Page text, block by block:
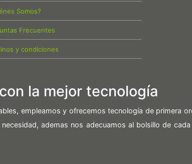
Somos?
Frecuentes
y condiciones
la mejor tecnología
empleamos y ofrecemos tecnología de primera
ademas nos adecuamos al bolsillo de